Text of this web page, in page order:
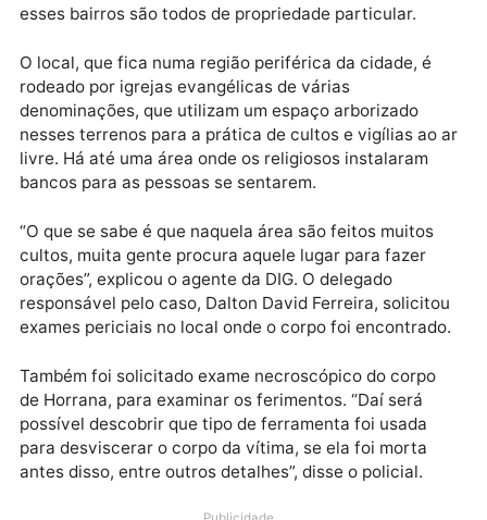
A vítima tinha três filhos. O ex-companheiro dela e
reconheceu o corpo.
A área onde a jovem foi encontrada é conhecida
Portal dos Lagos, situada entre os bairros de Jardim
Canaã, Jardim Eldorado e Lagoa Azul. Segundo a
esses bairros são todos de propriedade particular.
O local, que fica numa região periférica da cidade, é
rodeado por igrejas evangélicas de várias
denominações, que utilizam um espaço arborizado
livre. Há até uma área onde os religiosos instalaram
bancos para as pessoas se sentarem.
“O que se sabe é que naquela área são feitos muitos